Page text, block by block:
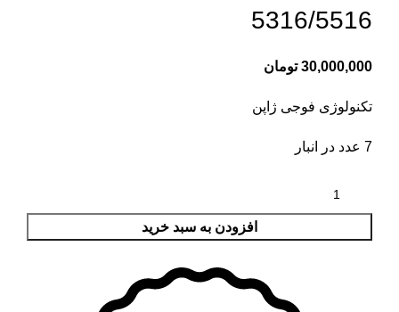
5316/5516
30,000,000 تومان
تکنولوژی فوجی ژاپن
7 عدد در انبار
افزودن به سبد خرید